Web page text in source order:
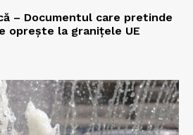
– Documentul care pretinde
oprește la granițele UE